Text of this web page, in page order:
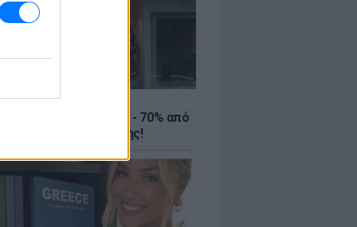
εκπτώσεις έως - 70% από
eshops ένδυσης!